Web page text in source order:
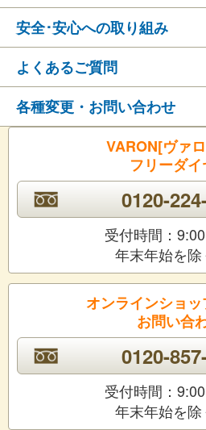
安全･安心への取り組み
よくあるご質問
各種変更・お問い合わせ
VARON[ヴァ
フリーダ
0120-
受付時間：
年末年始を除
オンラインショ
お問い合
0120-
受付時間：
年末年始を除